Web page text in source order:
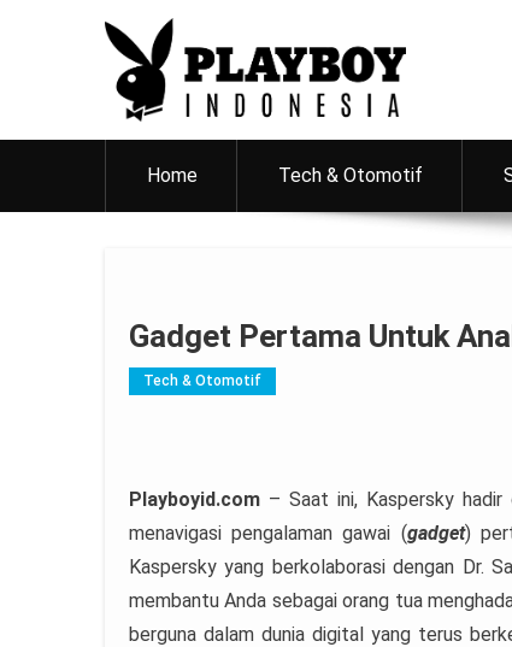
PlayboyID
Majalah Lifestyle Andalan Pria Indonesia
Home
Tech & Otomotif
Gadget Pertama Untuk
Tech & Otomotif
Playboyid.com – Saat ini, Kaspersky hadir
menavigasi pengalaman gawai (gadget)
Kaspersky yang berkolaborasi dengan Dr.
membantu Anda sebagai orang tua
berguna dalam dunia digital yang terus